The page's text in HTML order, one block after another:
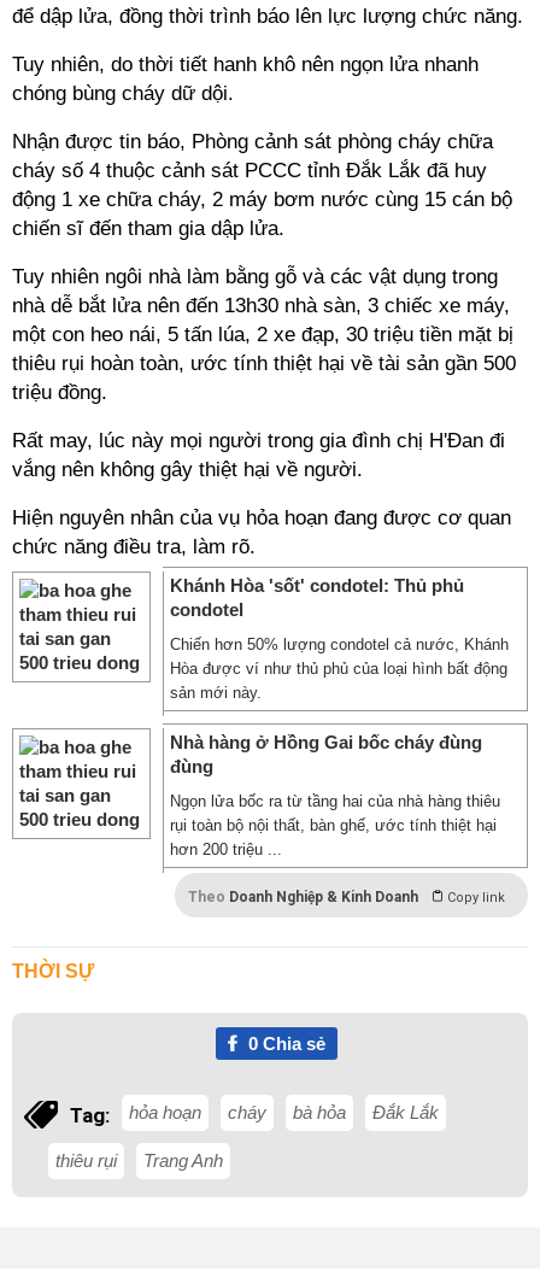
để dập lửa, đồng thời trình báo lên lực lượng chức năng.
Tuy nhiên, do thời tiết hanh khô nên ngọn lửa nhanh
chóng bùng cháy dữ dội.
Nhận được tin báo, Phòng cảnh sát phòng cháy chữa
cháy số 4 thuộc cảnh sát PCCC tỉnh Đắk Lắk đã huy
động 1 xe chữa cháy, 2 máy bơm nước cùng 15 cán bộ
chiến sĩ đến tham gia dập lửa.
Tuy nhiên ngôi nhà làm bằng gỗ và các vật dụng trong
nhà dễ bắt lửa nên đến 13h30 nhà sàn, 3 chiếc xe máy,
một con heo nái, 5 tấn lúa, 2 xe đạp, 30 triệu tiền mặt bị
thiêu rụi hoàn toàn, ước tính thiệt hại về tài sản gần 500
triệu đồng.
Rất may, lúc này mọi người trong gia đình chị H'Đan đi
vắng nên không gây thiệt hại về người.
Hiện nguyên nhân của vụ hỏa hoạn đang được cơ quan
chức năng điều tra, làm rõ.
Khánh Hòa 'sốt' condotel: Thủ phủ
condotel
Chiến hơn 50% lượng condotel cả nước, Khánh
Hòa được ví như thủ phủ của loại hình bất động
sản mới này.
Nhà hàng ở Hồng Gai bốc cháy đùng
đùng
Ngọn lửa bốc ra từ tầng hai của nhà hàng thiêu
rụi toàn bộ nội thất, bàn ghế, ước tính thiệt hại
hơn 200 triệu ...
Theo Doanh Nghiệp & Kinh Doanh Copy link
THỜI SỰ
0Chia sẻ
Tag: hỏa hoạn cháy bà hỏa Đắk Lắk
thiêu rụi Trang Anh